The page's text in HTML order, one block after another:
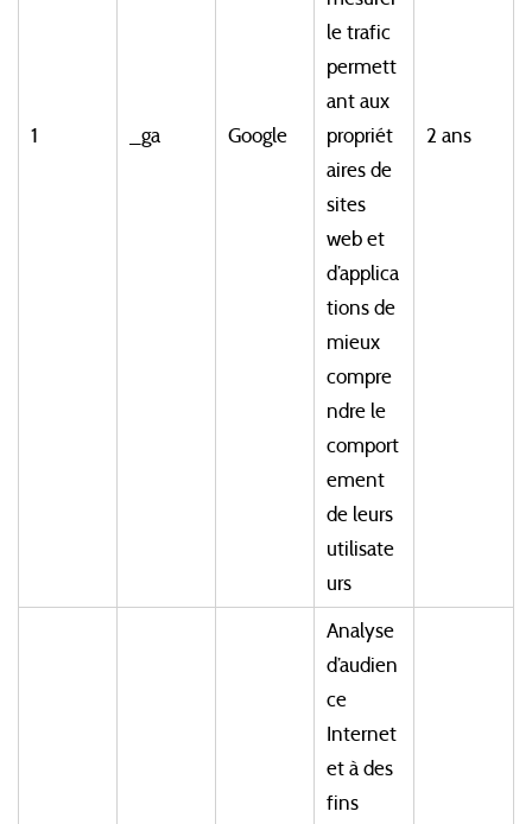
1 _ga Google
le trafic
permett
ant aux
propriét
aires de
sites
web et
d’applica
tions de
mieux
compre
ndre le
comport
ement
de leurs
utilisate
urs
2 ans
Analyse
d’audien
ce
Internet
et à des
fins